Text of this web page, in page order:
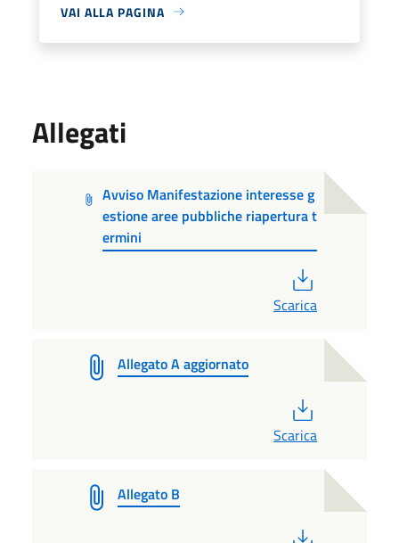
VAI ALLA PAGINA
Allegati
Avviso Manifestazione interesse g
estione aree pubbliche riapertura t
ermini
Scarica
Allegato A aggiornato
Scarica
Allegato B